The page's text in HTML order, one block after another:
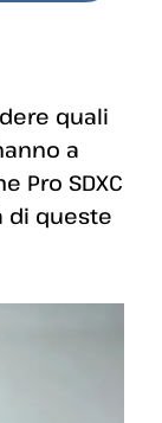
quali
a
Pro SDXC
di queste